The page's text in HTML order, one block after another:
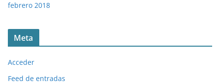
febrero 2018
Meta
Acceder
Feed de entradas